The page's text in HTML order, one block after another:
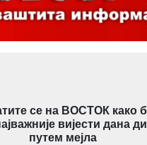
се на ВОСТОК како
вијести дана
путем мејла